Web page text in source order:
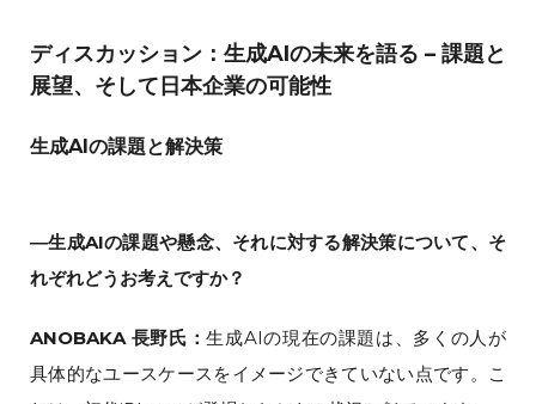
ディスカッション：生成AIの未来を語る – 課題と
展望、そして日本企業の可能性
生成AIの課題と解決策
―生成AIの課題や懸念、それに対する解決策について、そ
れぞれどうお考えですか？
ANOBAKA 長野氏：生成AIの現在の課題は、多くの人が
具体的なユースケースをイメージできていない点です。こ